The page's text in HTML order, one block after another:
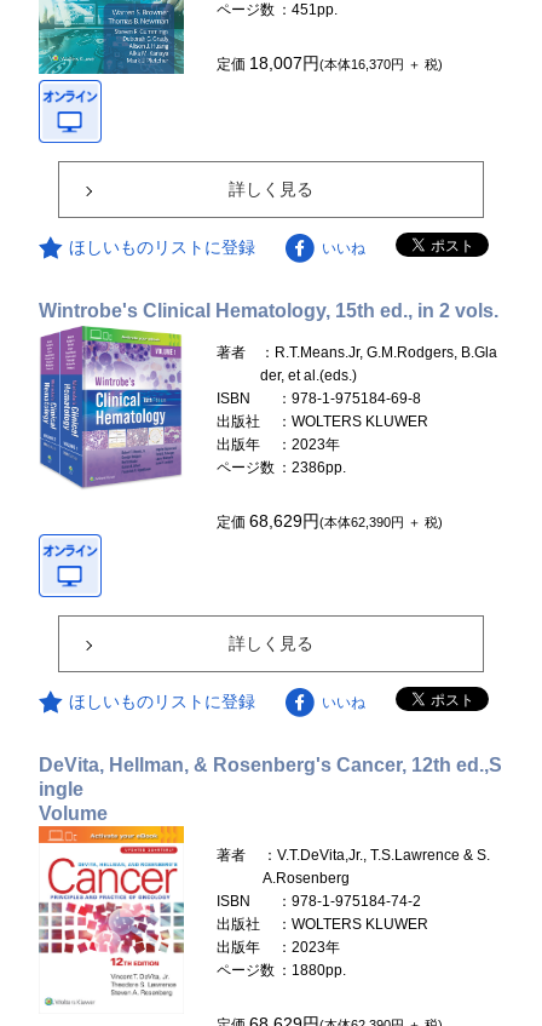
ページ数 ：451pp.
定価 18,007円(本体16,370円 ＋ 税)
詳しく見る
ほしいものリストに登録 いいね
Wintrobe's Clinical Hematology, 15th ed., in 2 vols.
著者
：R.T.Means.Jr, G.M.Rodgers, B.Gla
der, et al.(eds.)
ISBN
：978-1-975184-69-8
出版社
：WOLTERS KLUWER
出版年
：2023年
ページ数 ：2386pp.
定価68,629円(本体62,390円 ＋ 税)
詳しく見る
ほしいものリストに登録 いいね
DeVita, Hellman, & Rosenberg's Cancer, 12th ed.,S
ingle
Volume
著者
：V.T.DeVita,Jr., T.S.Lawrence & S.
A.Rosenberg
ISBN
：978-1-975184-74-2
出版社
：WOLTERS KLUWER
出版年
：2023年
ページ数 ：1880pp.